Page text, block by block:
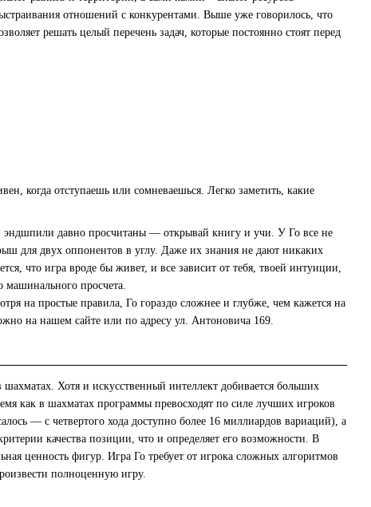
отношений с конкурентами. Выше уже говорилось, что
решать целый перечень задач, которые постоянно стоят перед
когда отступаешь или сомневаешься. Легко заметить, какие
давно просчитаны — открывай книгу и учи. У Го все не
для двух оппонентов в углу. Даже их знания не дают никаких
что игра вроде бы живет, и все зависит от тебя, твоей интуиции,
машинального просчета.
на простые правила, Го гораздо сложнее и глубже, чем кажется на
на нашем сайте или по адресу ул. Антоновича 169.
Хотя и искусственный интеллект добивается больших
как в шахматах программы превосходят по силе лучших игроков
— с четвертого хода доступно более 16 миллиардов вариаций), а
качества позиции, что и определяет его возможности. В
ценность фигур. Игра Го требует от игрока сложных алгоритмов
полноценную игру.